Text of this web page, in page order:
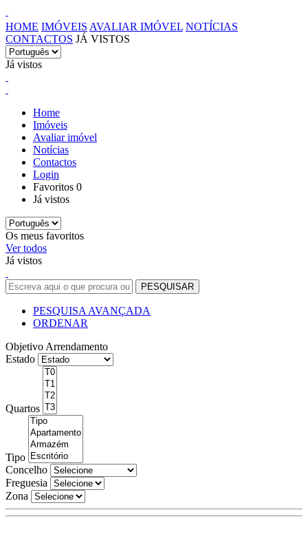
HOME IMÓVEIS AVALIAR IMÓVEL NOTÍCIAS
CONTACTOS JÁ VISTOS
Já vistos
Home
Imóveis
Avaliar imóvel
Notícias
Contactos
Login
Favoritos 0
Já vistos
Os meus favoritos
Ver todos
Já vistos
PESQUISA AVANÇADA
ORDENAR
Objetivo Arrendamento
Estado
Quartos
Tipo
Concelho
Freguesia
Zona